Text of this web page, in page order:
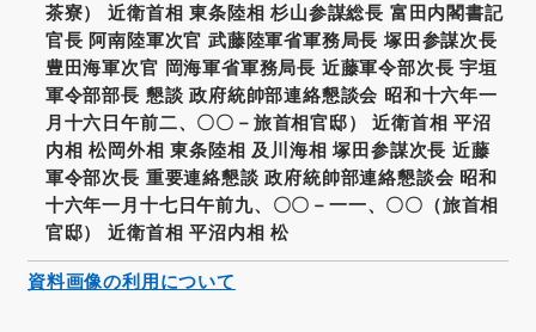
茶寮） 近衛首相 東条陸相 杉山参謀総長 富田内閣書記
官長 阿南陸軍次官 武藤陸軍省軍務局長 塚田参謀次長
豊田海軍次官 岡海軍省軍務局長 近藤軍令部次長 宇垣
軍令部部長 懇談 政府統帥部連絡懇談会 昭和十六年一
月十六日午前二、〇〇－旅首相官邸） 近衛首相 平沼
内相 松岡外相 東条陸相 及川海相 塚田参謀次長 近藤
軍令部次長 重要連絡懇談 政府統帥部連絡懇談会 昭和
十六年一月十七日午前九、〇〇－一一、〇〇（旅首相
官邸） 近衛首相 平沼内相 松
資料画像の利用について